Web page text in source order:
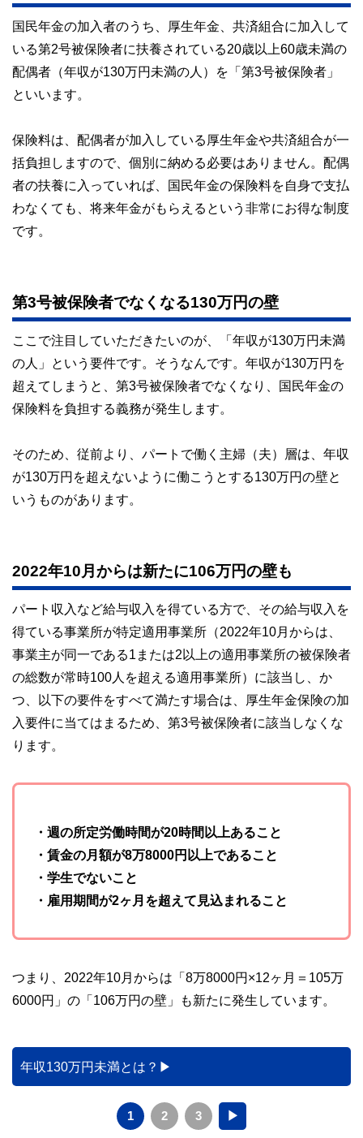
国民年金の加入者のうち、厚生年金、共済組合に加入して
いる第2号被保険者に扶養されている20歳以上60歳未満の
配偶者（年収が130万円未満の人）を「第3号被保険者」
といいます。
保険料は、配偶者が加入している厚生年金や共済組合が一
括負担しますので、個別に納める必要はありません。配偶
者の扶養に入っていれば、国民年金の保険料を自身で支払
わなくても、将来年金がもらえるという非常にお得な制度
です。
第3号被保険者でなくなる130万円の壁
ここで注目していただきたいのが、「年収が130万円未満
の人」という要件です。そうなんです。年収が130万円を
超えてしまうと、第3号被保険者でなくなり、国民年金の
保険料を負担する義務が発生します。
そのため、従前より、パートで働く主婦（夫）層は、年収
が130万円を超えないように働こうとする130万円の壁と
いうものがあります。
2022年10月からは新たに106万円の壁も
パート収入など給与収入を得ている方で、その給与収入を
得ている事業所が特定適用事業所（2022年10月からは、
事業主が同一である1または2以上の適用事業所の被保険者
の総数が常時100人を超える適用事業所）に該当し、か
つ、以下の要件をすべて満たす場合は、厚生年金保険の加
入要件に当てはまるため、第3号被保険者に該当しなくな
ります。
・週の所定労働時間が20時間以上あること
・賃金の月額が8万8000円以上であること
・学生でないこと
・雇用期間が2ヶ月を超えて見込まれること
つまり、2022年10月からは「8万8000円×12ヶ月＝105万
6000円」の「106万円の壁」も新たに発生しています。
年収130万円未満とは？
1 2 3 ▶